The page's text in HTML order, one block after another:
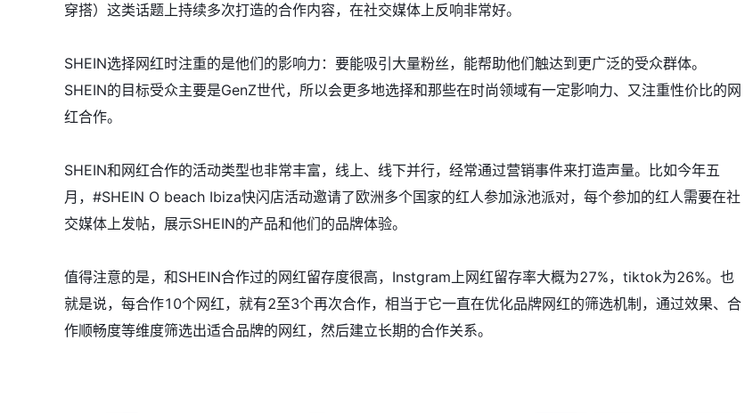
穿搭）这类话题上持续多次打造的合作内容，在社交媒体上反响非常好。
SHEIN选择网红时注重的是他们的影响力：要能吸引大量粉丝，能帮助他们触达到更广泛的受众群体。
SHEIN的目标受众主要是GenZ世代，所以会更多地选择和那些在时尚领域有一定影响力、又注重性价比的网
红合作。
SHEIN和网红合作的活动类型也非常丰富，线上、线下并行，经常通过营销事件来打造声量。比如今年五
月，#SHEIN O beach Ibiza快闪店活动邀请了欧洲多个国家的红人参加泳池派对，每个参加的红人需要在社
交媒体上发帖，展示SHEIN的产品和他们的品牌体验。
值得注意的是，和SHEIN合作过的网红留存度很高，Instgram上网红留存率大概为27%，tiktok为26%。也
就是说，每合作10个网红，就有2至3个再次合作，相当于它一直在优化品牌网红的筛选机制，通过效果、合
作顺畅度等维度筛选出适合品牌的网红，然后建立长期的合作关系。